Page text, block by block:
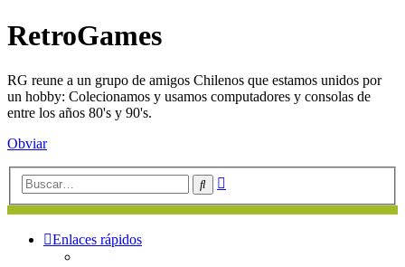
RetroGames
RG reune a un grupo de amigos Chilenos que estamos unidos por
un hobby: Colecionamos y usamos computadores y consolas de
entre los años 80's y 90's.
Obviar
Buscar
Enlaces rápidos